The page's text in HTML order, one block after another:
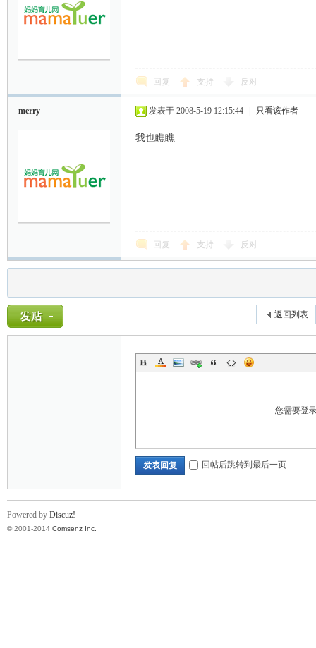
回复 支持 反对
merry 发表于 2008-5-19 12:15:44 只看该作者
我也瞧瞧
回复 支持 反对
返回列表
您需要登
发表回复 回帖后跳转到最后一页
Powered by Discuz!
© 2001-2014 Comsenz Inc.